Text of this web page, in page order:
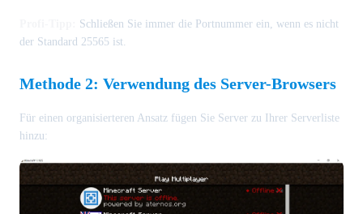
Schließen Sie immer die Portnummer ein, wenn es nicht
der Standard 25565 ist.
Methode 2: Verwendung des Server-Browsers
Für einen organisierteren Ansatz fügen Sie Server zu Ihrer Serverliste
hinzu: